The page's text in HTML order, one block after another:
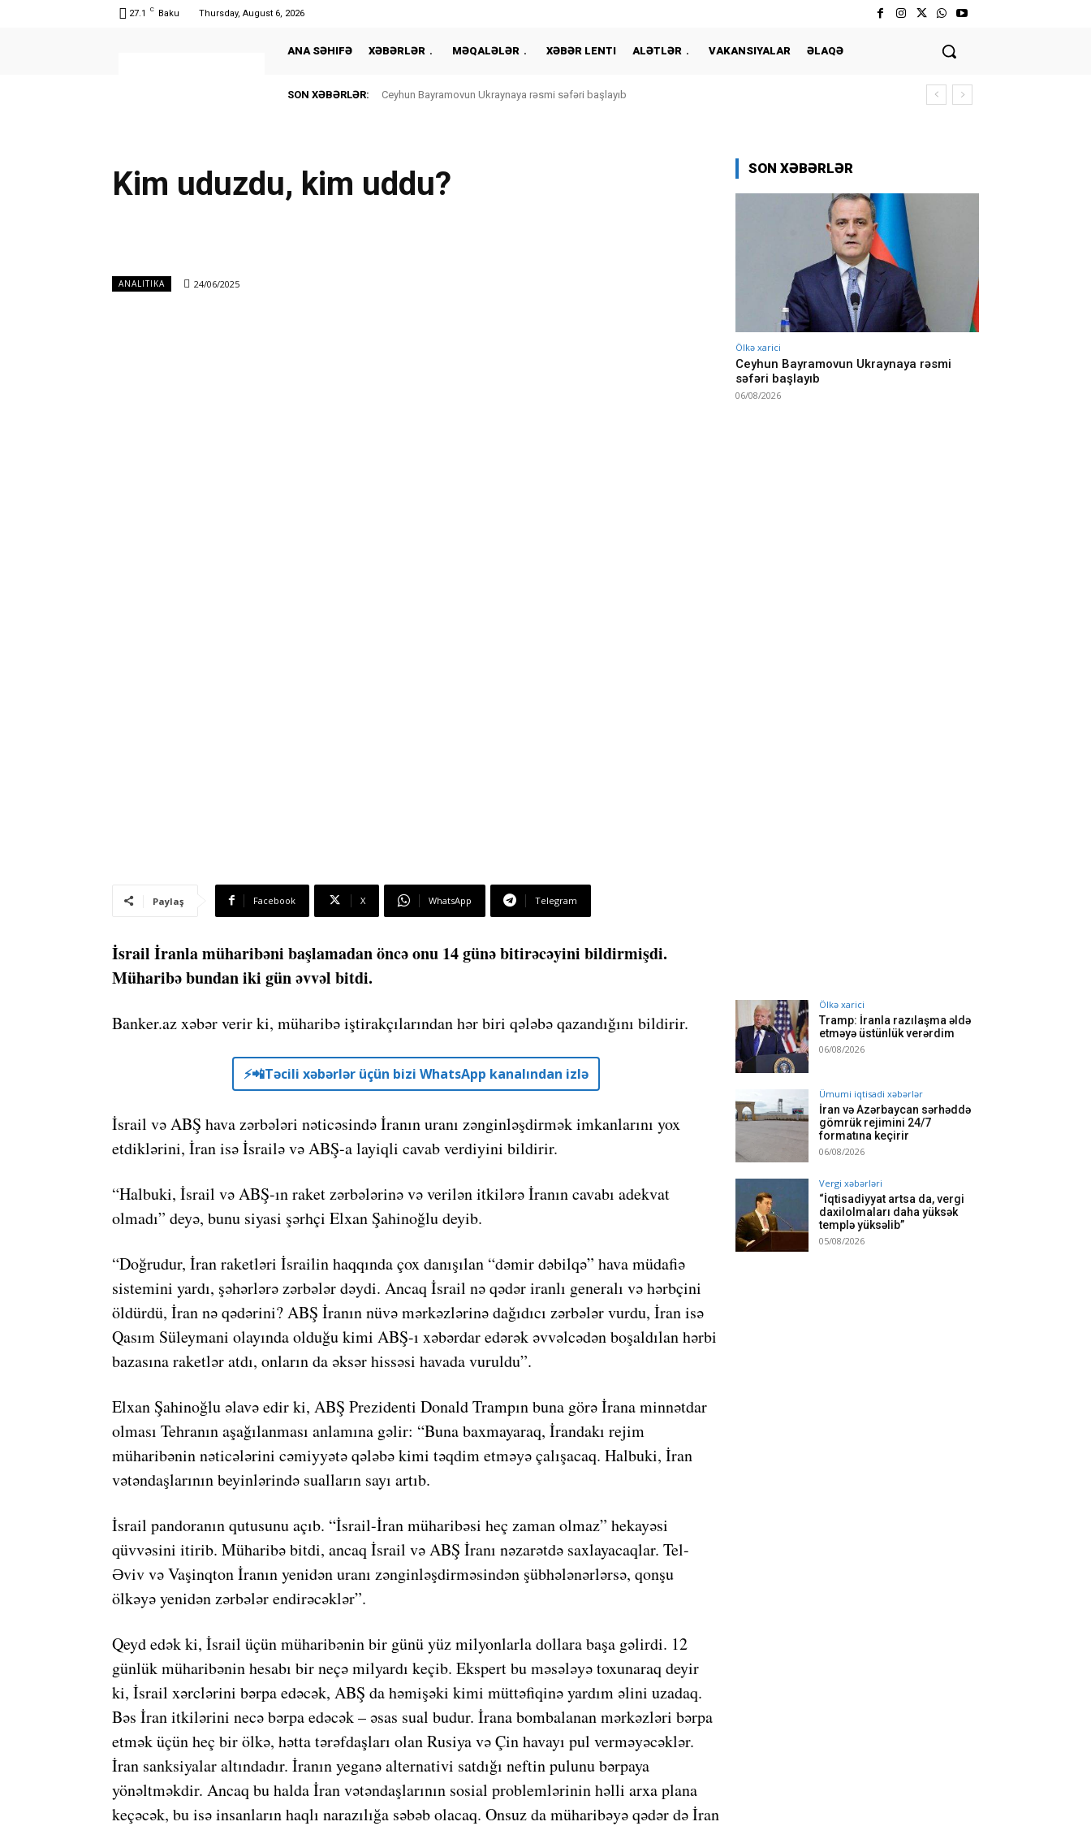
27.1 C Baku Thursday, August 6, 2026
ANA SƏHIFƏ XƏBƏRLƏR MƏQALƏLƏR XƏBƏR LENTI ALƏTLƏR VAKANSIYALAR ƏLAQƏ
SON XƏBƏRLƏR: Ceyhun Bayramovun Ukraynaya rəsmi səfəri başlayıb
Kim uduzdu, kim uddu?
ANALITIKA 24/06/2025
Paylaş Facebook X WhatsApp Telegram
İsrail İranla müharibəni başlamadan öncə onu 14 günə bitirəcəyini bildirmişdi.
Müharibə bundan iki gün əvvəl bitdi.
Banker.az xəbər verir ki, müharibə iştirakçılarından hər biri qələbə qazandığını bildirir.
⚡️📲Təcili xəbərlər üçün bizi WhatsApp kanalından izlə
İsrail və ABŞ hava zərbələri nəticəsində İranın uranı zənginləşdirmək imkanlarını yox
etdiklərini, İran isə İsrailə və ABŞ-a layiqli cavab verdiyini bildirir.
“Halbuki, İsrail və ABŞ-ın raket zərbələrinə və verilən itkilərə İranın cavabı adekvat
olmadı” deyə, bunu siyasi şərhçi Elxan Şahinoğlu deyib.
“Doğrudur, İran raketləri İsrailin haqqında çox danışılan “dəmir dəbilqə” hava müdafiə
sistemini yardı, şəhərlərə zərbələr dəydi. Ancaq İsrail nə qədər iranlı generalı və hərbçini
öldürdü, İran nə qədərini? ABŞ İranın nüvə mərkəzlərinə dağıdıcı zərbələr vurdu, İran isə
Qasım Süleymani olayında olduğu kimi ABŞ-ı xəbərdar edərək əvvəlcədən boşaldılan hərbi
bazasına raketlər atdı, onların da əksər hissəsi havada vuruldu”.
Elxan Şahinoğlu əlavə edir ki, ABŞ Prezidenti Donald Trampın buna görə İrana minnətdar
olması Tehranın aşağılanması anlamına gəlir: “Buna baxmayaraq, İrandakı rejim
müharibənin nəticələrini cəmiyyətə qələbə kimi təqdim etməyə çalışacaq. Halbuki, İran
vətəndaşlarının beyinlərində sualların sayı artıb.
İsrail pandoranın qutusunu açıb. “İsrail-İran müharibəsi heç zaman olmaz” hekayəsi
qüvvəsini itirib. Müharibə bitdi, ancaq İsrail və ABŞ İranı nəzarətdə saxlayacaqlar. Tel-
Əviv və Vaşinqton İranın yenidən uranı zənginləşdirməsindən şübhələnərlərsə, qonşu
ölkəyə yenidən zərbələr endirəcəklər”.
Qeyd edək ki, İsrail üçün müharibənin bir günü yüz milyonlarla dollara başa gəlirdi. 12
günlük müharibənin hesabı bir neçə milyardı keçib. Ekspert bu məsələyə toxunaraq deyir
ki, İsrail xərclərini bərpa edəcək, ABŞ da həmişəki kimi müttəfiqinə yardım əlini uzadaq.
Bəs İran itkilərini necə bərpa edəcək – əsas sual budur. İrana bombalanan mərkəzləri bərpa
etmək üçün heç bir ölkə, hətta tərəfdaşları olan Rusiya və Çin havayı pul verməyəcəklər.
İran sanksiyalar altındadır. İranın yeganə alternativi satdığı neftin pulunu bərpaya
yönəltməkdir. Ancaq bu halda İran vətəndaşlarının sosial problemlərinin həlli arxa plana
keçəcək, bu isə insanların haqlı narazılığa səbəb olacaq. Onsuz da müharibəyə qədər də İran
SON XƏBƏRLƏR
Ölkə xarici
Ceyhun Bayramovun Ukraynaya rəsmi
səfəri başlayıb
06/08/2026
Ölkə xarici
Tramp: İranla razılaşma əldə
etməyə üstünlük verərdim
06/08/2026
Ümumi iqtisadi xəbərlər
İran və Azərbaycan sərhəddə
gömrük rejimini 24/7
formatına keçirir
06/08/2026
Vergi xəbərləri
“İqtisadiyyat artsa da, vergi
daxilolmaları daha yüksək
templə yüksəlib”
05/08/2026